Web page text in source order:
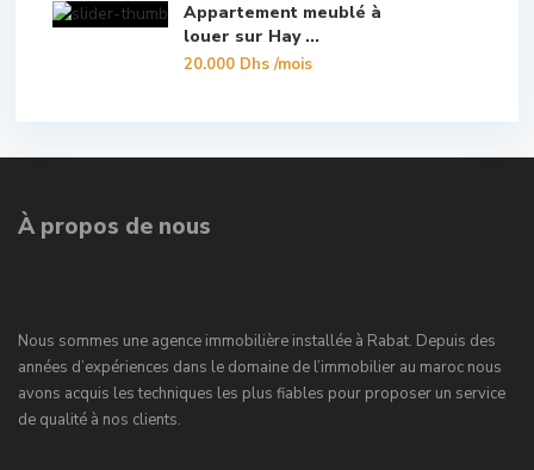
Appartement meublé à
louer sur Hay ...
20.000 Dhs/mois
À propos de nous
Nous sommes une agence immobilière installée à Rabat. Depuis des
années d’expériences dans le domaine de l’immobilier au maroc nous
avons acquis les techniques les plus fiables pour proposer un service
de qualité à nos clients.